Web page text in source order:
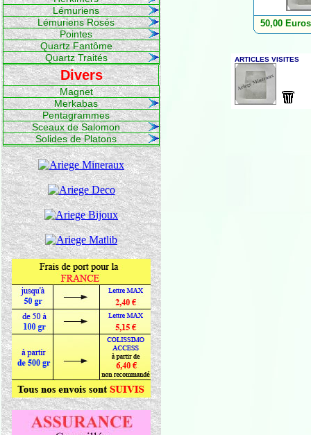
Lémuriens
Lémuriens Rosés
Pointes
Quartz Fantôme
Quartz Traités
Divers
Magnet
Merkabas
Pentagrammes
Sceaux de Salomon
Solides de Platons
50,00 Euros